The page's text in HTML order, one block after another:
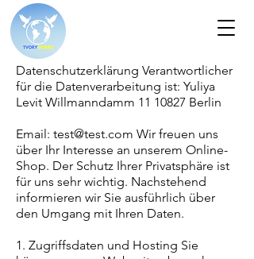
Datenschutzerklärung Verantwortlicher
für die Datenverarbeitung ist: Yuliya
Levit Willmanndamm 11 10827 Berlin
Email: test@test.com Wir freuen uns
über Ihr Interesse an unserem Online-
Shop. Der Schutz Ihrer Privatsphäre ist
für uns sehr wichtig. Nachstehend
informieren wir Sie ausführlich über
den Umgang mit Ihren Daten.
1. Zugriffsdaten und Hosting Sie